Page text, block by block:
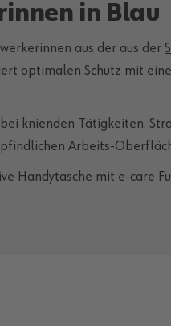
in Blau
aus der aus der
optimalen Schutz mit
knienden Tätigkeiten.
Arbeits-
Handytasche mit e-care